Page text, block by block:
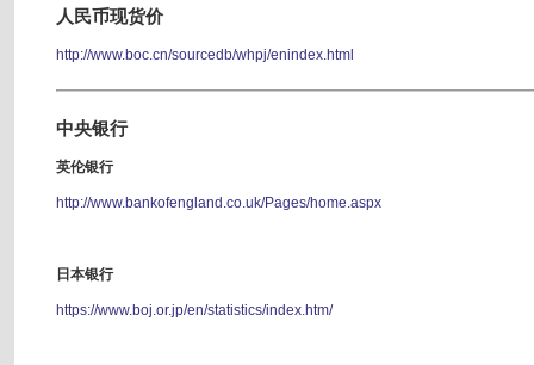
人民币现货价
http://www.boc.cn/sourcedb/whpj/enindex.html
中央银行
英伦银行
http://www.bankofengland.co.uk/Pages/home.aspx
日本银行
https://www.boj.or.jp/en/statistics/index.htm/